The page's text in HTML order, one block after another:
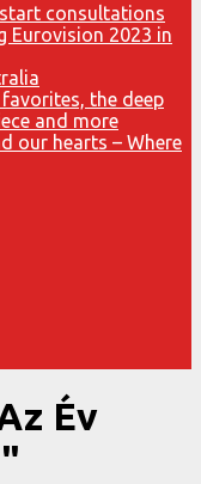
consultations
Eurovision 2023 in
the deep
and more
our hearts – Where
Év